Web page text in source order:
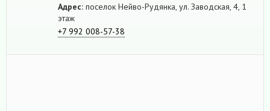
Адрес: поселок Нейво-Рудянка, ул. Заводская, 4, 1
этаж
+7 992 008-57-38